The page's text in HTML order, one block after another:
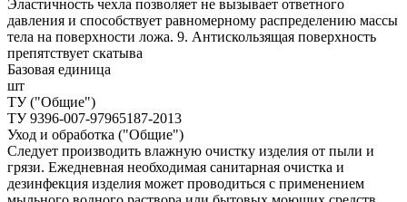
Эластичность чехла позволяет не вызывает ответного
давления и способствует равномерному распределению массы
тела на поверхности ложа. 9. Антискользящая поверхность
препятствует скатыва
Базовая единица
шт
ТУ ("Общие")
ТУ 9396-007-97965187-2013
Уход и обработка ("Общие")
Следует производить влажную очистку изделия от пыли и
грязи. Ежедневная необходимая санитарная очистка и
дезинфекция изделия может проводиться с применением